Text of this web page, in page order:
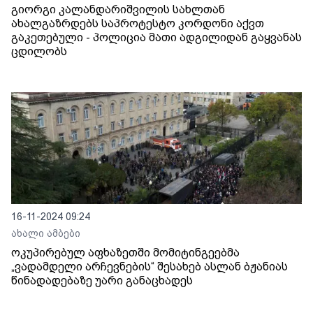
გიორგი კალანდარიშვილის სახლთან
ახალგაზრდებს საპროტესტო კორდონი აქვთ
გაკეთებული - პოლიცია მათი ადგილიდან გაყვანას
ცდილობს
16-11-2024 09:24
ახალი ამბები
ოკუპირებულ აფხაზეთში მომიტინგეებმა
„ვადამდელი არჩევნების“ შესახებ ასლან ბჟანიას
წინადადებაზე უარი განაცხადეს